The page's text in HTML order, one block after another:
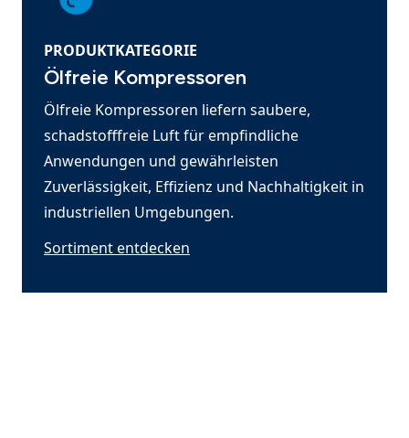
PRODUKTKATEGORIE
Ölfreie Kompressoren
Ölfreie Kompressoren liefern saubere,
schadstofffreie Luft für empfindliche
Anwendungen und gewährleisten
Zuverlässigkeit, Effizienz und Nachhaltigkeit in
industriellen Umgebungen.
Sortiment entdecken